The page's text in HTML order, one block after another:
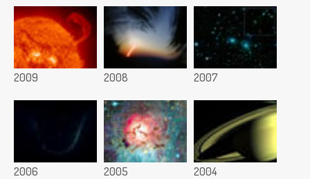
2009 2008 2007
2006 2005 2004